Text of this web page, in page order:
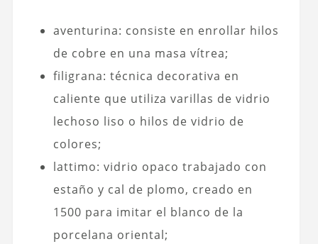
aventurina: consiste en enrollar hilos
de cobre en una masa vítrea;
filigrana: técnica decorativa en
caliente que utiliza varillas de vidrio
lechoso liso o hilos de vidrio de
colores;
lattimo: vidrio opaco trabajado con
estaño y cal de plomo, creado en
1500 para imitar el blanco de la
porcelana oriental;